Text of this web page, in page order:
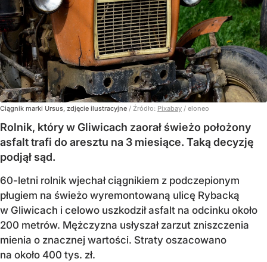
Ciągnik marki Ursus, zdjęcie ilustracyjne / Źródło: Pixabay / eloneo
Rolnik, który w Gliwicach zaorał świeżo położony
asfalt trafi do aresztu na 3 miesiące. Taką decyzję
podjął sąd.
60-letni rolnik wjechał ciągnikiem z podczepionym
pługiem na świeżo wyremontowaną ulicę Rybacką
w Gliwicach i celowo uszkodził asfalt na odcinku około
200 metrów. Mężczyzna usłyszał zarzut zniszczenia
mienia o znacznej wartości. Straty oszacowano
na około 400 tys. zł.